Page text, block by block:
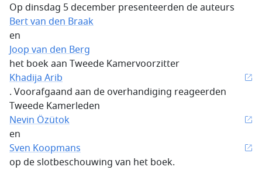
Op dinsdag 5 december presenteerden de auteurs
Bert van den Braak
en
Joop van den Berg
het boek aan Tweede Kamervoorzitter
Khadija Arib
. Voorafgaand aan de overhandiging reageerden
Tweede Kamerleden
Nevin Özütok
en
Sven Koopmans
op de slotbeschouwing van het boek.